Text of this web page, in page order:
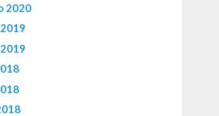
2020